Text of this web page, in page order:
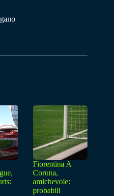
Fiorentina A
Coruna,
amichevole:
probabili